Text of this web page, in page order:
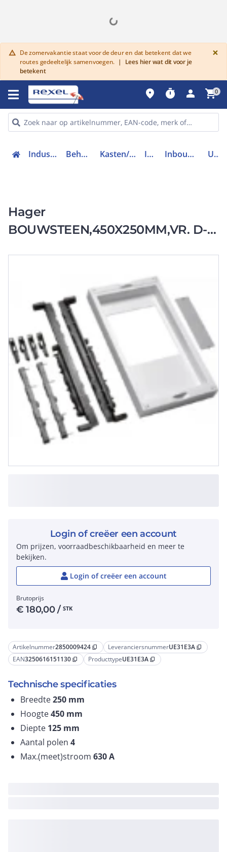
warning De zomervakantie staat voor de deur en dat betekent dat we
routes gedeeltelijk samenvoegen. |
Lees hier wat dit voor je
betekent
×
place timer person shopping_cart0
Industriele componenten Behuizingen en kasten Kasten/lessenaars toebehoren Inbouwunits Inbouwunit met railsystemen UE31E3A
Hager
BOUWSTEEN,450X250MM,VR. D-
Artikelnummer2850009424 content_copy LeveranciersnummerUE31E3A content_copy
EAN3250616151130 content_copy ProducttypeUE31E3A content_copy
Technische specificaties
Breedte250 mm
Hoogte450 mm
Diepte 125 mm
Aantal polen 4
Max.(meet)stroom 630A
Login of creëer een account
Om prijzen, voorraadbeschikbaarheid en meer te
bekijken.
Login of creëer een account
Brutoprijs
€180,00/ STK